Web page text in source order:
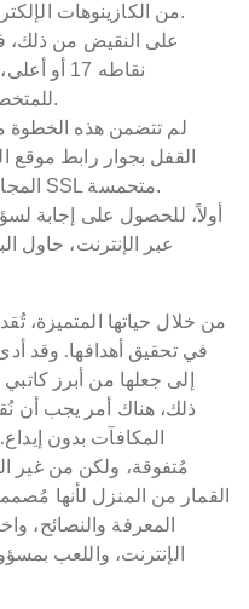
من الكازينوهات الإلكترونية المتاحة لك لتقديم اللعبة.
على النقيض من ذلك،
نقاطه
للمتخصص، عادة ما يكون تدفقًا ذكيًا.
لم تتضمن هذه الخطوة
القفل بجوار رابط
المجال الجديد من خلال أداة فحص SSL متحمسة.
أولاً، للحصول على إجابة
عبر الإنترنت، حاول
من خلال حياتها المتميزة،
في تحقيق أهدافها. وقد أدى
إلى جعلها من أبرز
ذلك، هناك أمر يجب أن
المكافآت بدون
مُتفوقة، ولكن من غير
القمار من المنزل لأنها
المعرفة والنصائح،
الإنترنت، واللعب